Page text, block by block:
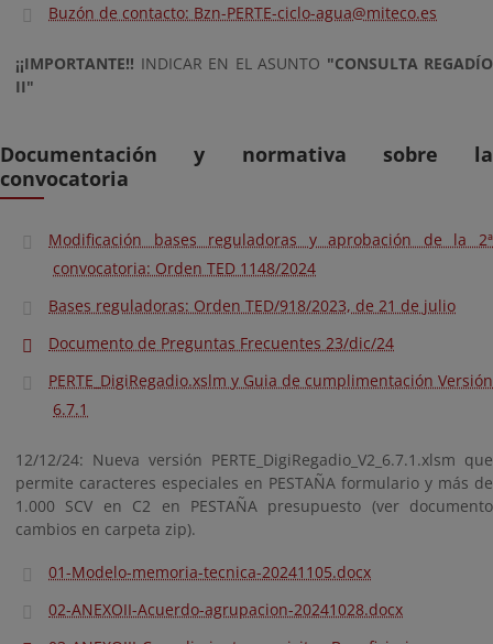
Buzón de contacto: Bzn-PERTE-ciclo-agua@miteco.es
¡¡IMPORTANTE!! INDICAR EN EL ASUNTO "CONSULTA REGADÍO
II"
Documentación y normativa sobre la
convocatoria
Modificación bases reguladoras y aprobación de la 2ª
convocatoria: Orden TED 1148/2024
Bases reguladoras: Orden TED/918/2023, de 21 de julio
Documento de Preguntas Frecuentes 23/dic/24
PERTE_DigiRegadio.xslm y Guia de cumplimentación Versión
6.7.1
12/12/24: Nueva versión PERTE_DigiRegadio_V2_6.7.1.xlsm que
permite caracteres especiales en PESTAÑA formulario y más de
1.000 SCV en C2 en PESTAÑA presupuesto (ver documento
cambios en carpeta zip).
01-Modelo-memoria-tecnica-20241105.docx
02-ANEXOII-Acuerdo-agrupacion-20241028.docx